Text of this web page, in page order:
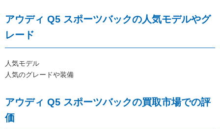
アウディ Q5 スポーツバックの人気モデルやグ
レード
人気モデル
人気のグレードや装備
アウディ Q5 スポーツバックの買取市場での評
価